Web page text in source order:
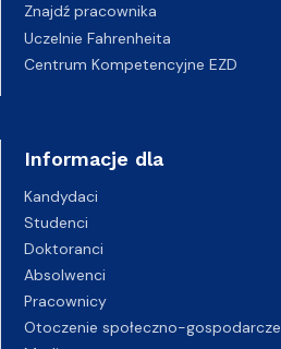
Znajdź pracownika
Uczelnie Fahrenheita
Centrum Kompetencyjne EZD
Informacje dla
Kandydaci
Studenci
Doktoranci
Absolwenci
Pracownicy
Otoczenie społeczno-gospodarcze